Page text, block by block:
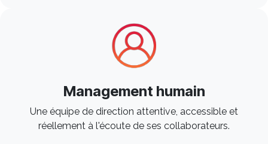
Management humain
Une équipe de direction attentive, accessible et
réellement à l'écoute de ses collaborateurs. ​